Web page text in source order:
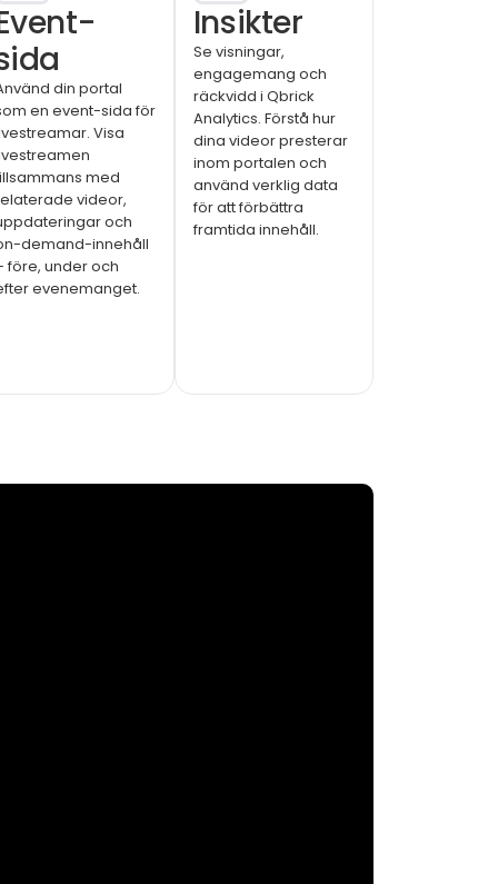
din portal
en event-sida för
Visa
med
videor,
och
demand-innehåll
före, under och
evenemanget.
Insikter
Se visningar,
engagemang och
räckvidd i Qbrick
Analytics. Förstå hur
dina videor presterar
inom portalen och
använd verklig data
för att förbättra
framtida innehåll.